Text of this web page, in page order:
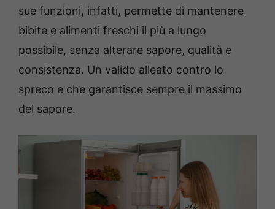
sue funzioni, infatti, permette di mantenere
bibite e alimenti freschi il più a lungo
possibile, senza alterare sapore, qualità e
consistenza. Un valido alleato contro lo
spreco e che garantisce sempre il massimo
del sapore.